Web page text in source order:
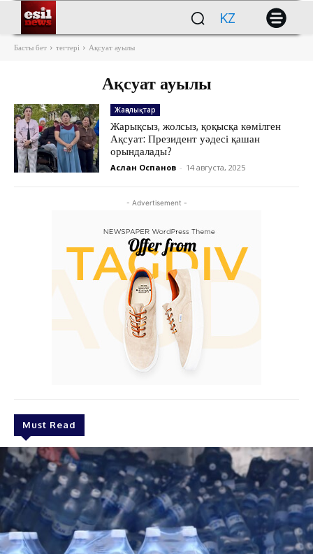
KZ
Басты бет тегтері Ақсуат ауылы
Ақсуат ауылы
- Advertisement -
Must Read
Жаңалықтар
Жарықсыз, жолсыз, қоқысқа көмілген
Ақсуат: Президент уәдесі қашан
орындалады?
Аслан Оспанов - 14 августа, 2025